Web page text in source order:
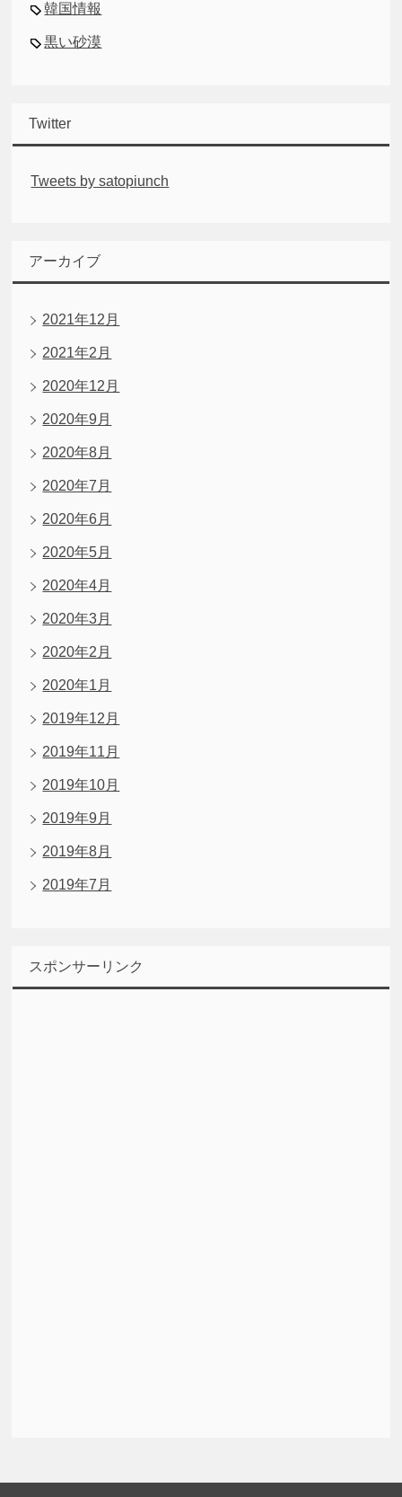
韓国情報
黒い砂漠
Twitter
Tweets by satopiunch
アーカイブ
2021年12月
2021年2月
2020年12月
2020年9月
2020年8月
2020年7月
2020年6月
2020年5月
2020年4月
2020年3月
2020年2月
2020年1月
2019年12月
2019年11月
2019年10月
2019年9月
2019年8月
2019年7月
スポンサーリンク